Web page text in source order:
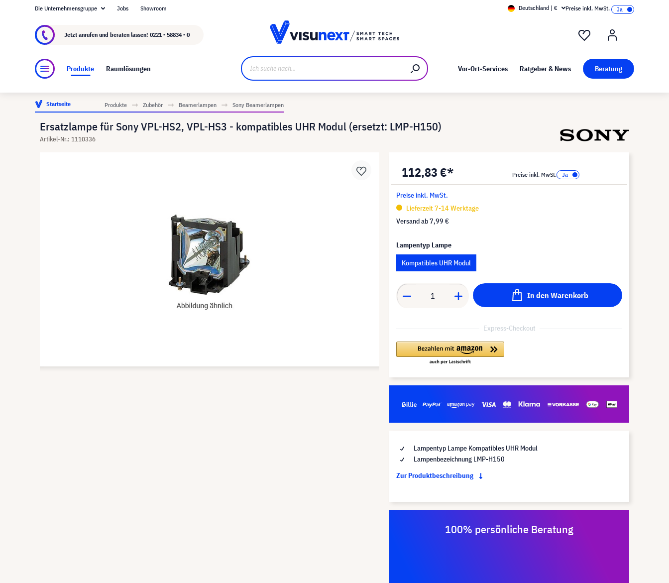
Über visunext.de Kunst bei visunext
Die Unternehmensgruppe Jobs Showroom Deutschland | € Preise inkl. MwSt.
Jetzt anrufen und beraten lassen! 0221 - 58834 - 0
Produkte Raumlösungen Vor-Ort-Services Ratgeber & News Beratung
Startseite Produkte Zubehör Beamerlampen Sony Beamerlampen
Ersatzlampe für Sony VPL-HS2, VPL-HS3 - kompatibles UHR Modul (ersetzt: LMP-H150)
Artikel-Nr.: 1110336
112,83 €* Preise inkl. MwSt.
Preise inkl. MwSt.
Lieferzeit 7-14 Werktage
Versand ab7,99 €
Lampentyp Lampe
Kompatibles UHR Modul
In den Warenkorb
Express-Checkout
Lampentyp Lampe Kompatibles UHR Modul
Lampenbezeichnung LMP-H150
Zur Produktbeschreibung
100% persönliche Beratung